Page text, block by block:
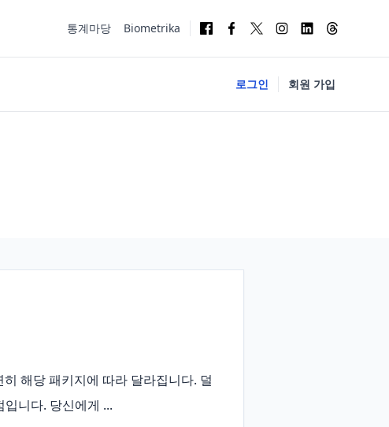
통계마당 Biometrika
로그인 회원 가입
해당 패키지에 따라 달라집니다. 덜
니다. 당신에게 ...